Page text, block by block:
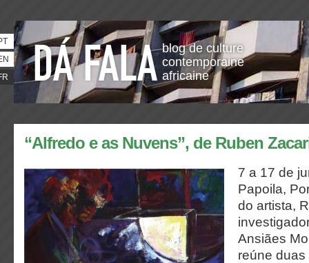
blog de culture
contemporaine
africaine
“Alfredo e as Nuvens”, de Ruben
7 a 17 de
Papoila,
do artista,
Ansiães
reúne